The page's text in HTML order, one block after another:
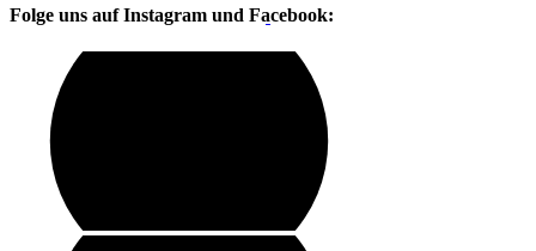
Folge uns auf Instagram und Facebook: